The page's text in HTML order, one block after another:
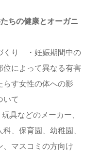
ちの健康とオーガニ
くり ・妊娠期間中の
によって異なる有害
す女性の体への影
て
具などのメーカー、
、保育園、幼稚園、
マスコミの方向け